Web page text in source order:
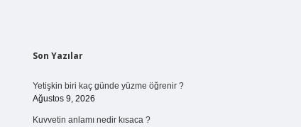
Sidebar
Son Yazılar
Yetişkin biri kaç günde yüzme öğrenir ?
Ağustos 9, 2026
Kuvvetin anlamı nedir kısaca ?